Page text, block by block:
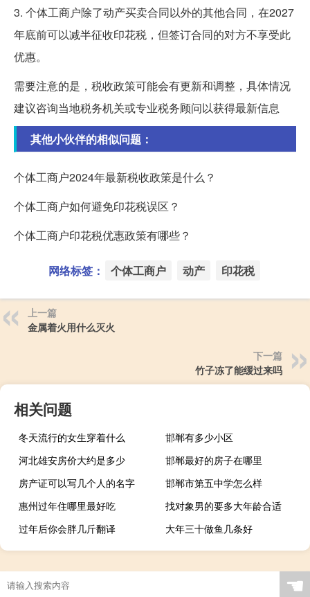
3. 个体工商户除了动产买卖合同以外的其他合同，在2027
年底前可以减半征收印花税，但签订合同的对方不享受此
优惠。
需要注意的是，税收政策可能会有更新和调整，具体情况
建议咨询当地税务机关或专业税务顾问以获得最新信息
其他小伙伴的相似问题：
个体工商户2024年最新税收政策是什么？
个体工商户如何避免印花税误区？
个体工商户印花税优惠政策有哪些？
网络标签： 个体工商户 动产 印花税
上一篇
金属着火用什么灭火
下一篇
竹子冻了能缓过来吗
相关问题
冬天流行的女生穿着什么
邯郸有多少小区
河北雄安房价大约是多少
邯郸最好的房子在哪里
房产证可以写几个人的名字
邯郸市第五中学怎么样
惠州过年住哪里最好吃
找对象男的要多大年龄合适
过年后你会胖几斤翻译
大年三十做鱼几条好
☚